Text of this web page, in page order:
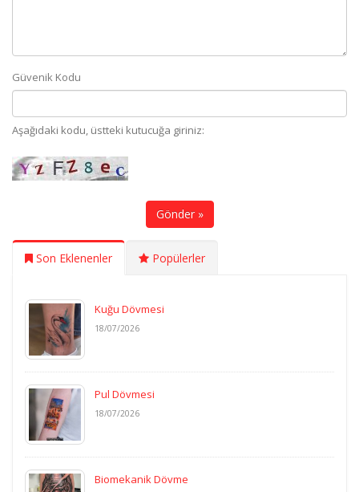
Güvenik Kodu
Aşağıdaki kodu, üstteki kutucuğa giriniz:
Gönder »
Son Eklenenler Popülerler
Kuğu Dövmesi
18/07/2026
Pul Dövmesi
18/07/2026
Biomekanik Dövme